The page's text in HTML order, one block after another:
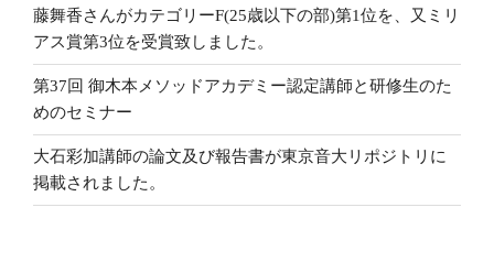
藤舞香さんがカテゴリーF(25歳以下の部)第1位を、又ミリ
アス賞第3位を受賞致しました。
第37回 御木本メソッドアカデミー認定講師と研修生のた
めのセミナー
大石彩加講師の論文及び報告書が東京音大リポジトリに
掲載されました。